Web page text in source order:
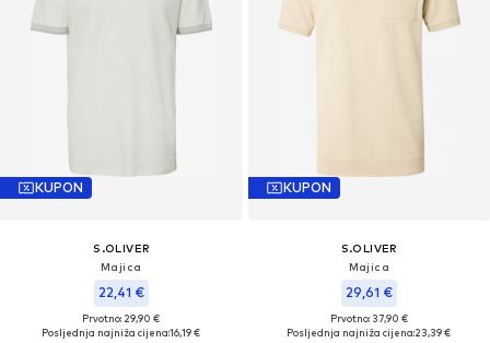
KUPON
S.OLIVER
Majica
22,41 €
Prvotno: 29,90 €
Posljednja najniža cijena:16,19 €
KUPON
S.OLIVER
Majica
29,61 €
Prvotno: 37,90 €
Posljednja najniža cijena:23,39 €